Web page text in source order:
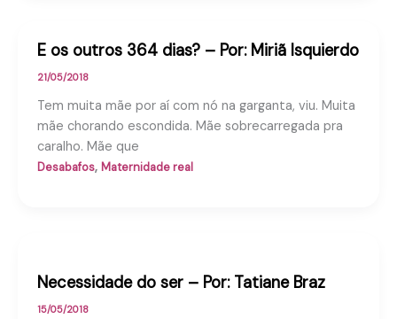
E os outros 364 dias? – Por: Miriã Isquierdo
21/05/2018
Tem muita mãe por aí com nó na garganta, viu. Muita
mãe chorando escondida. Mãe sobrecarregada pra
caralho. Mãe que
Desabafos, Maternidade real
Necessidade do ser – Por: Tatiane Braz
15/05/2018